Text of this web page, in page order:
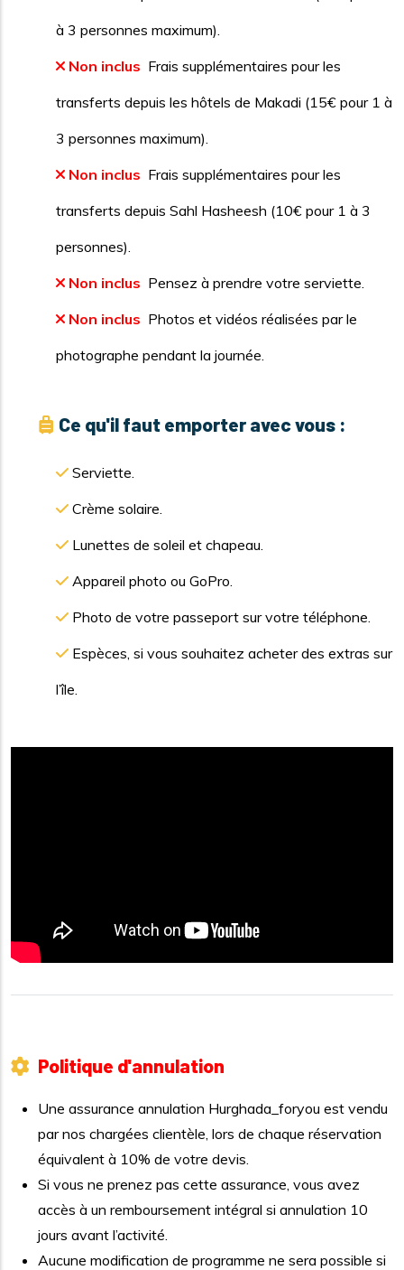
à 3 personnes maximum).
Non inclus Frais supplémentaires pour les
transferts depuis les hôtels de Makadi (15€ pour 1 à
3 personnes maximum).
Non inclus Frais supplémentaires pour les
transferts depuis Sahl Hasheesh (10€ pour 1 à 3
personnes).
Non inclus Pensez à prendre votre serviette.
Non inclus Photos et vidéos réalisées par le
photographe pendant la journée.
Ce qu'il faut emporter avec vous :
Serviette.
Crème solaire.
Lunettes de soleil et chapeau.
Appareil photo ou GoPro.
Photo de votre passeport sur votre téléphone.
Espèces, si vous souhaitez acheter des extras sur
l’île.
Politique d'annulation
Une assurance annulation Hurghada_foryou est vendu
par nos chargées clientèle, lors de chaque réservation
équivalent à 10% de votre devis.
Si vous ne prenez pas cette assurance, vous avez
accès à un remboursement intégral si annulation 10
jours avant l’activité.
Aucune modification de programme ne sera possible si